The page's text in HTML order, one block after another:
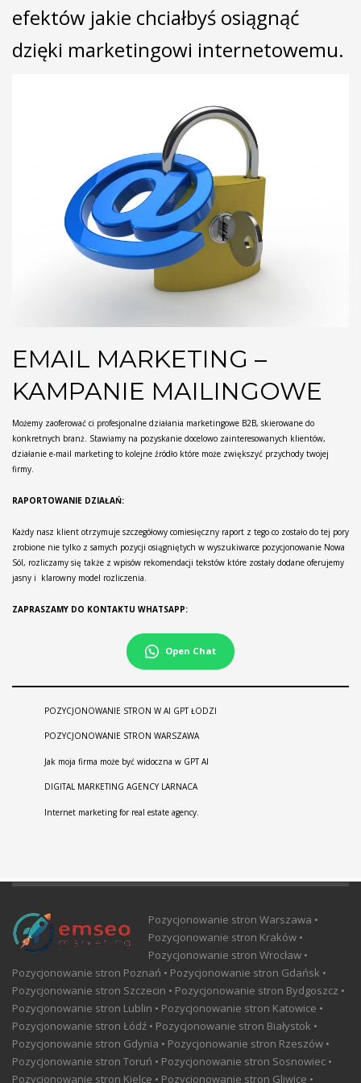
efektów jakie chciałbyś osiągnąć
dzięki marketingowi internetowemu.
EMAIL MARKETING –
KAMPANIE MAILINGOWE
Możemy zaoferować ci profesjonalne działania marketingowe B2B, skierowane do
konkretnych branż. Stawiamy na pozyskanie docelowo zainteresowanych klientów,
działanie e-mail marketing to kolejne źródło które może zwiększyć przychody twojej
firmy.
RAPORTOWANIE DZIAŁAŃ:
Każdy nasz klient otrzymuje szczegółowy comiesięczny raport z tego co zostało do tej pory
zrobione nie tylko z samych pozycji osiągniętych w wyszukiwarce pozycjonowanie Nowa
Sól, rozliczamy się także z wpisów rekomendacji tekstów które zostały dodane oferujemy
jasny i klarowny model rozliczenia.
ZAPRASZAMY DO KONTAKTU WHATSAPP:
Open Chat
POZYCJONOWANIE STRON W AI GPT ŁODZI
POZYCJONOWANIE STRON WARSZAWA
Jak moja firma może być widoczna w GPT AI
DIGITAL MARKETING AGENCY LARNACA
Internet marketing for real estate agency.
Pozycjonowanie stron Warszawa •
Pozycjonowanie stron Kraków •
Pozycjonowanie stron Wrocław •
Pozycjonowanie stron Poznań • Pozycjonowanie stron Gdańsk •
Pozycjonowanie stron Szczecin • Pozycjonowanie stron Bydgoszcz •
Pozycjonowanie stron Lublin • Pozycjonowanie stron Katowice •
Pozycjonowanie stron Łódź • Pozycjonowanie stron Białystok •
Pozycjonowanie stron Gdynia • Pozycjonowanie stron Rzeszów •
Pozycjonowanie stron Toruń • Pozycjonowanie stron Sosnowiec •
Pozycjonowanie stron Kielce • Pozycjonowanie stron Gliwice •